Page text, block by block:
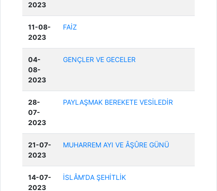
2023
11-08-
2023
FAİZ
04-
08-
2023
GENÇLER VE GECELER
28-
07-
2023
PAYLAŞMAK BEREKETE VESİLEDİR
21-07-
2023
MUHARREM AYI VE ÂŞÛRE GÜNÜ
14-07-
2023
İSLÂM’DA ŞEHİTLİK